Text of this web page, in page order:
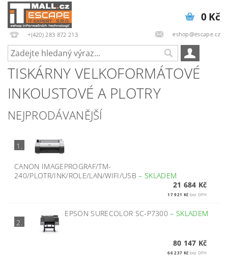
+(420) 283 872 213 eshop@escape.cz
0 Kč
TISKÁRNY VELKOFORMÁTOVÉ
INKOUSTOVÉ A PLOTRY
NEJPRODÁVANĚJŠÍ
1.
CANON IMAGEPROGRAF/TM-
240/PLOTR/INK/ROLE/LAN/WIFI/USB–SKLADEM
21 684 Kč
17 921 Kč bez DPH
2.
EPSON SURECOLOR SC-P7300–SKLADEM
80 147 Kč
66 237 Kč bez DPH